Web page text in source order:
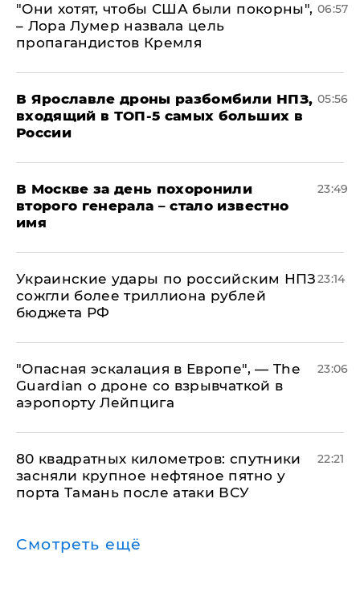
"Они хотят, чтобы США были покорны",
– Лора Лумер назвала цель
пропагандистов Кремля
06:57
В Ярославле дроны разбомбили НПЗ,
входящий в ТОП-5 самых больших в
России
05:56
В Москве за день похоронили
второго генерала – стало известно
имя
23:49
Украинские удары по российским НПЗ
сожгли более триллиона рублей
бюджета РФ
23:14
"Опасная эскалация в Европе", — The
Guardian о дроне со взрывчаткой в
аэропорту Лейпцига
23:06
80 квадратных километров: спутники
засняли крупное нефтяное пятно у
порта Тамань после атаки ВСУ
22:21
Смотреть ещё